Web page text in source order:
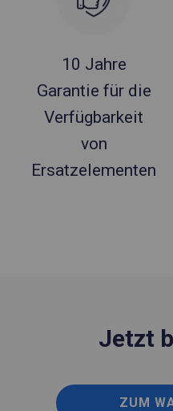
10 Jahre
Garantie für die
Verfügbarkeit
von
Ersatzelementen
Jetzt
ZUM